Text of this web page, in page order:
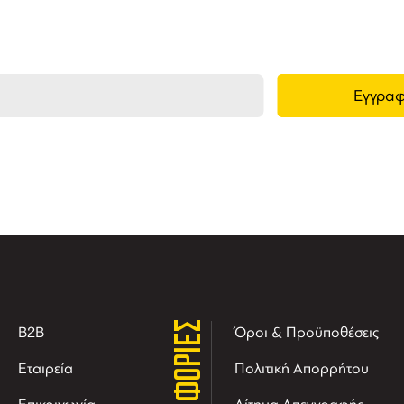
B2B
Εταιρεία
Όροι & Προϋποθέσεις
Πολιτική Απορρήτου